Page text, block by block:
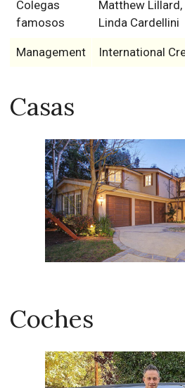
Colegas
famosos
Matthew Lillard,
Linda Cardellini
Management International
Casas
Coches